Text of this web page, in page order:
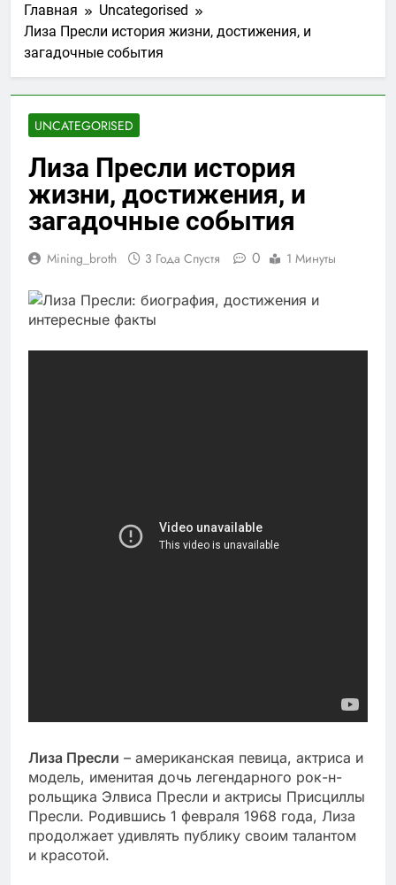
Главная
Uncategorised
Лиза Пресли история жизни, достижения, и
загадочные события
UNCATEGORISED
Лиза Пресли история
жизни, достижения, и
загадочные события
Mining_broth 3 Года Спустя 0 1 Минуты
Лиза Пресли – американская певица, актриса и
модель, именитая дочь легендарного рок-н-
рольщика Элвиса Пресли и актрисы Присциллы
Пресли. Родившись 1 февраля 1968 года, Лиза
продолжает удивлять публику своим талантом
и красотой.